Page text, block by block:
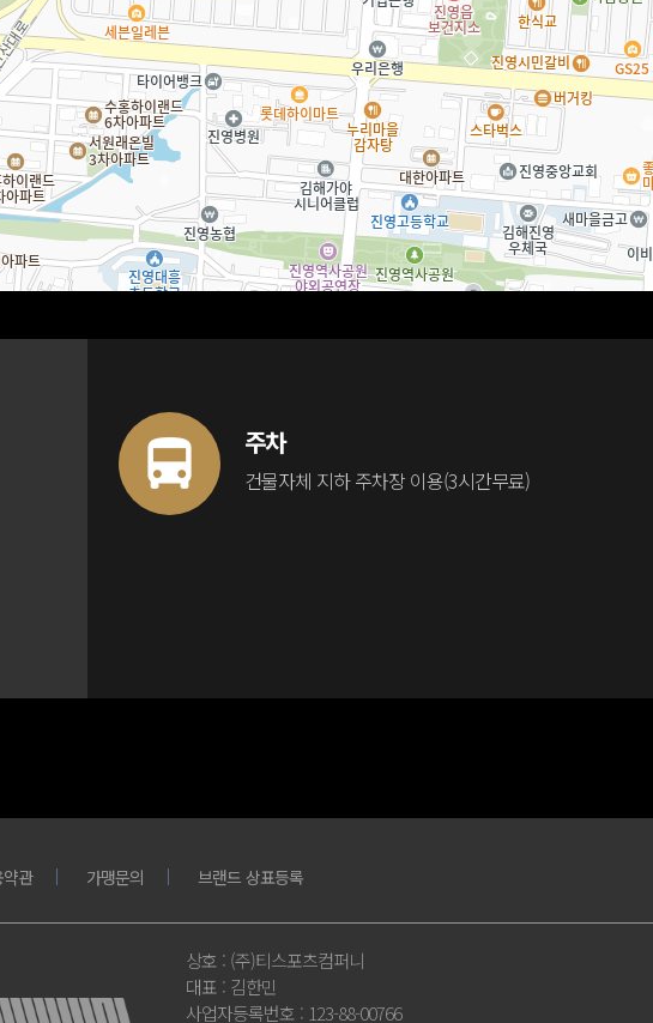
주차
건물자체 지하 주차장 이용(3시간무료)
관 가맹문의 브랜드 상표등록
상호 : (주)티스포츠컴퍼니
대표 : 김한민
사업자등록번호 : 123-88-00766